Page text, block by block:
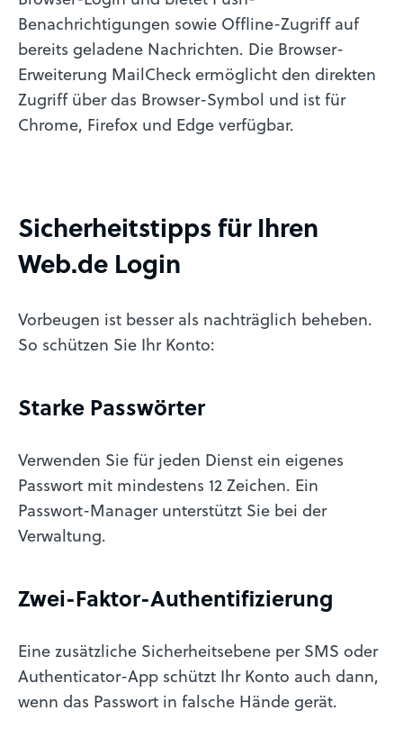
Benachrichtigungen sowie Offline-Zugriff auf
bereits geladene Nachrichten. Die Browser-
Erweiterung MailCheck ermöglicht den direkten
Zugriff über das Browser-Symbol und ist für
Chrome, Firefox und Edge verfügbar.
Sicherheitstipps für Ihren
Web.de Login
Vorbeugen ist besser als nachträglich beheben.
So schützen Sie Ihr Konto:
Starke Passwörter
Verwenden Sie für jeden Dienst ein eigenes
Passwort mit mindestens 12 Zeichen. Ein
Passwort-Manager unterstützt Sie bei der
Verwaltung.
Zwei-Faktor-Authentifizierung
Eine zusätzliche Sicherheitsebene per SMS oder
Authenticator-App schützt Ihr Konto auch dann,
wenn das Passwort in falsche Hände gerät.